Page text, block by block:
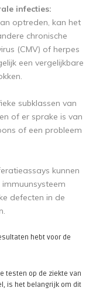
infecties:
optreden, kan het
chronische
(CMV) of herpes
een vergelijkbare
subklassen van
of er sprake is van
of een probleem
kunnen
defecten in de
hebt voor de
testen op de ziekte van
is het belangrijk om dit